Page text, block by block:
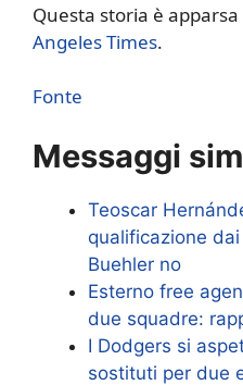
Questa storia è
Angeles Times.
Fonte
Messaggi
Teoscar
qualificazione
Buehler no
Esterno free
due squadre:
I Dodgers si
sostituti per due